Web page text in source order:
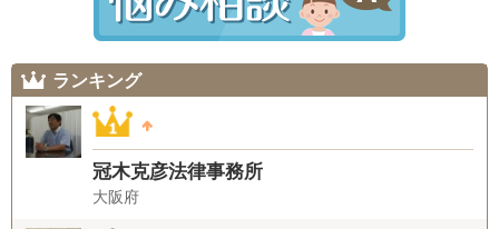
ランキング
冠木克彦法律事務所
大阪府